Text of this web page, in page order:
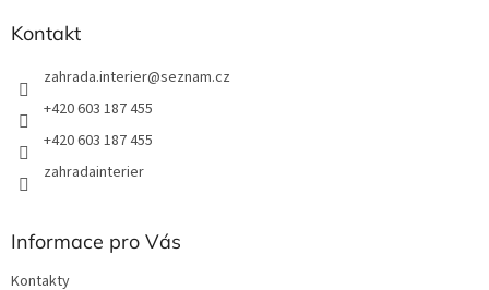
Kontakt
zahrada.interier@seznam.cz
+420 603 187 455
+420 603 187 455
zahradainterier
Informace pro Vás
Kontakty